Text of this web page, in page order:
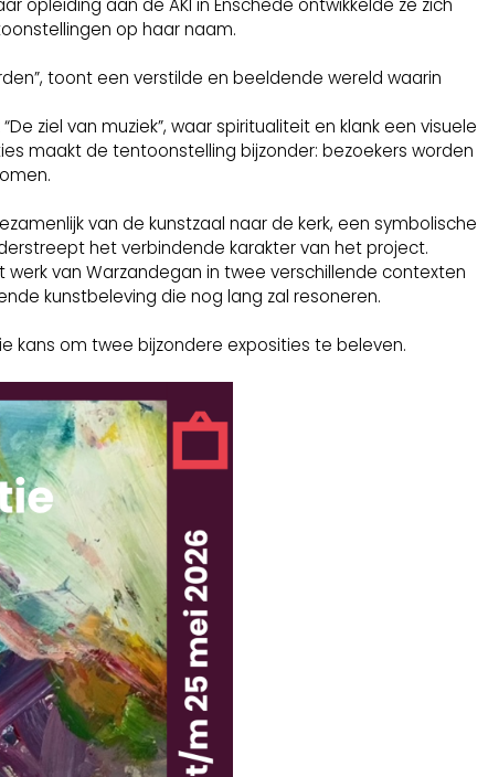
opleiding aan de AKI in Enschede ontwikkelde ze zich
op haar naam.
toont een verstilde en beeldende wereld waarin
ziel van muziek”, waar spiritualiteit en klank een visuele
maakt de tentoonstelling bijzonder: bezoekers worden
van de kunstzaal naar de kerk, een symbolische
het verbindende karakter van het project.
van Warzandegan in twee verschillende contexten
kunstbeleving die nog lang zal resoneren.
kans om twee bijzondere exposities te beleven.